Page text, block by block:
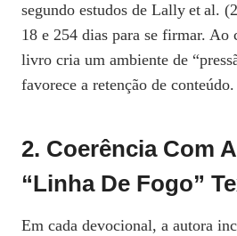
segundo estudos de Lally et al.
18 e 254 dias para se firmar.
livro cria um ambiente de
favorece a retenção de conteúdo.
2. Coerência Com
“linha De Fogo”
Em cada devocional, a autora